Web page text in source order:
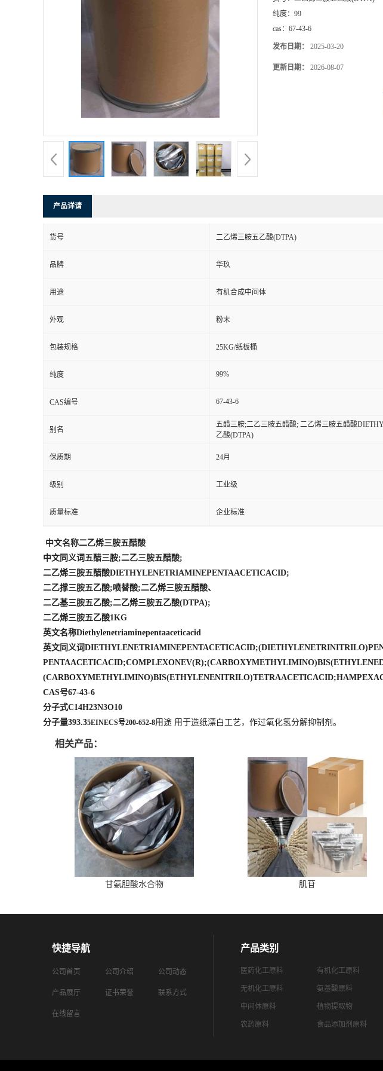
纯度： 99
cas： 67-43-6
发布日期： 2025-03-20
更新日期： 2026-08-07
产品详请
货号 二乙烯三胺五乙酸(DTPA)
品牌 华玖
用途 有机合成中间体
外观 粉末
包装规格 25KG/纸板桶
纯度 99%
CAS编号 67-43-6
别名
五醋三胺;二乙三胺五醋酸; 二乙烯三胺五醋酸
乙酸(DTPA)
保质期 24月
级别 工业级
质量标准 企业标准
中文名称二乙烯三胺五醋酸
中文同义词五醋三胺;二乙三胺五醋酸;
二乙烯三胺五醋酸DIETHYLENETRIAMINEPENTAACETICACID;
二乙撑三胺五乙酸;喷替酸;二乙烯三胺五醋酸、
二乙基三胺五乙酸;二乙烯三胺五乙酸(DTPA);
二乙烯三胺五乙酸1KG
英文名称Diethylenetriaminepentaaceticacid
英文同义词
CAS号67-43-6
分子式C14H23N3O10
分子量393.35EINECS号200-652-8用途 用于造纸漂白工艺，作过氧化氢分解抑制剂。
相关产品：
甘氨胆酸水合物 肌苷
快捷导航
公司首页 公司介绍 公司动态
产品展厅 证书荣誉 联系方式
在线留言
产品类别
医药化工原料 有机化工原料
无机化工原料 氨基酸原料
中间体原料 植物提取物
农药原料 食品添加剂原料